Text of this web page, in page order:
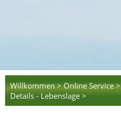
Willkommen > Online Service >
Details - Lebenslage >